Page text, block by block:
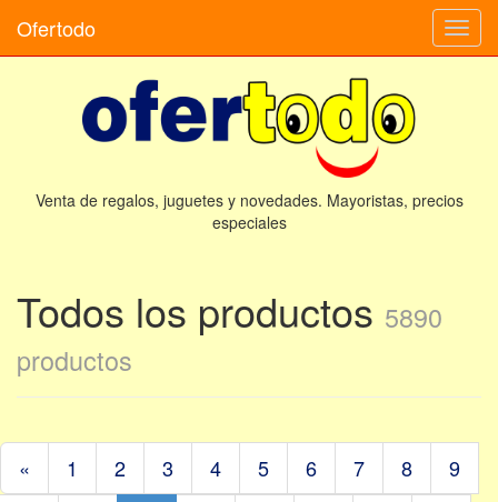
Venta de regalos, juguetes y novedades. Mayoristas, precios
especiales
Ofertodo
Todos los productos 5890
productos
« 1 2 3 4 5 6 7 8
9